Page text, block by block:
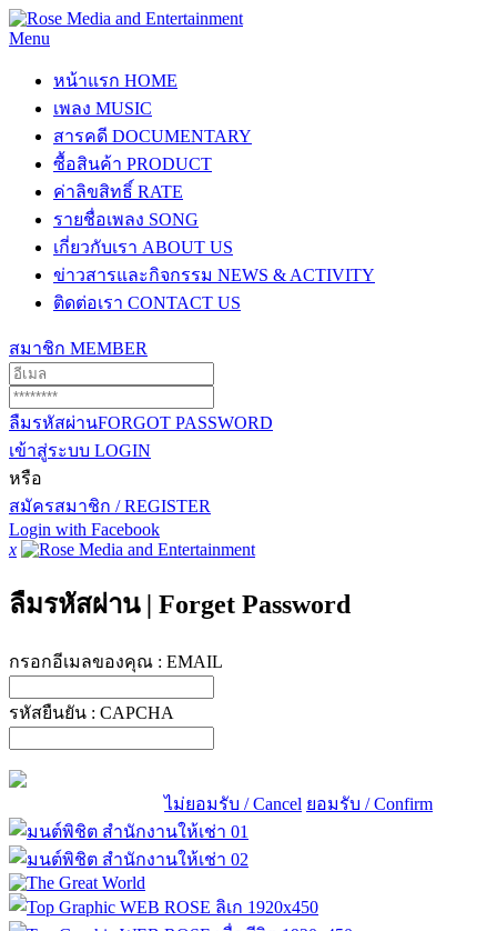
Menu
หน้าแรก HOME
เพลง MUSIC
สารคดี DOCUMENTARY
ซื้อสินค้า PRODUCT
ค่าลิขสิทธิ์ RATE
รายชื่อเพลง SONG
เกี่ยวกับเรา ABOUT US
ข่าวสารและกิจกรรม NEWS & ACTIVITY
ติดต่อเรา CONTACT US
สมาชิก MEMBER
ลืมรหัสผ่านFORGOT PASSWORD
เข้าสู่ระบบ LOGIN
หรือ
สมัครสมาชิก / REGISTER
Login with Facebook
x
ลืมรหัสผ่าน | Forget Password
กรอกอีเมลของคุณ : EMAIL
รหัสยืนยัน : CAPCHA
ไม่ยอมรับ / Cancel ยอมรับ / Confirm